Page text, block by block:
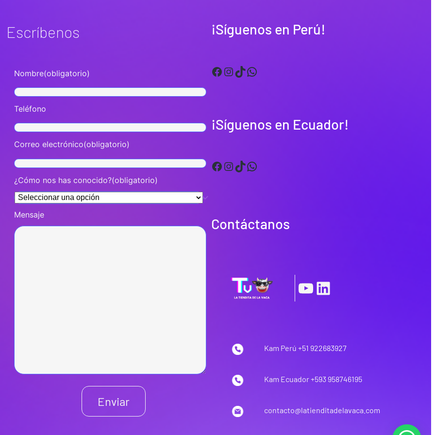
Escríbenos
Nombre(obligatorio)
Teléfono
Correo electrónico(obligatorio)
¿Cómo nos has conocido?(obligatorio)
Mensaje
Enviar
¡Síguenos en Perú!
Facebook InstagramTikTok WhatsApp
¡Síguenos en Ecuador!
Facebook InstagramTikTok WhatsApp
Contáctanos
YouTube LinkedIn
Kam Perú +51 922683927
Kam Ecuador +593 958746195
contacto@latienditadelavaca.com